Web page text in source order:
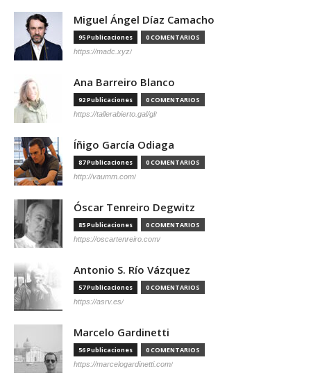
Miguel Ángel Díaz Camacho
95 Publicaciones 0 COMENTARIOS
https://madc.xyz/
Ana Barreiro Blanco
92 Publicaciones 0 COMENTARIOS
https://tallerabierto.gal/gl/
Íñigo García Odiaga
87 Publicaciones 0 COMENTARIOS
http://vaumm.com/
Óscar Tenreiro Degwitz
85 Publicaciones 0 COMENTARIOS
https://oscartenreiro.com/
Antonio S. Río Vázquez
57 Publicaciones 0 COMENTARIOS
https://asrv.es/
Marcelo Gardinetti
56 Publicaciones 0 COMENTARIOS
https://marcelogardinetti.com/